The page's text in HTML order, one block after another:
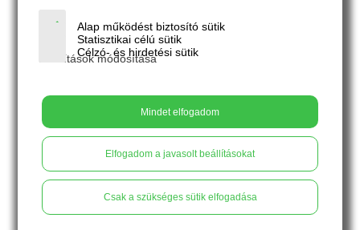
11.900Ft
PÖTTY - türkizkék-narancs-ezüst
Alap működést biztosító sütik
Statisztikai célú sütik
Célzó- és hirdetési sütik
Beállítások módosítása
Mindet elfogadom
Elfogadom a javasolt beállításokat
Csak a szükséges sütik elfogadása